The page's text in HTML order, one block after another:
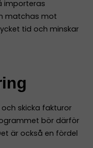
importeras
matchas mot
tid och minskar
skicka fakturor
bör därför
är också en fördel